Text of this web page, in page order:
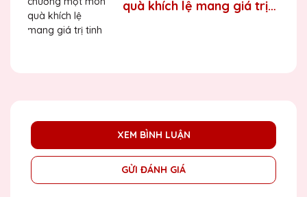
quà khích lệ mang giá trị
XEM BÌNH LUẬN
GỬI ĐÁNH GIÁ